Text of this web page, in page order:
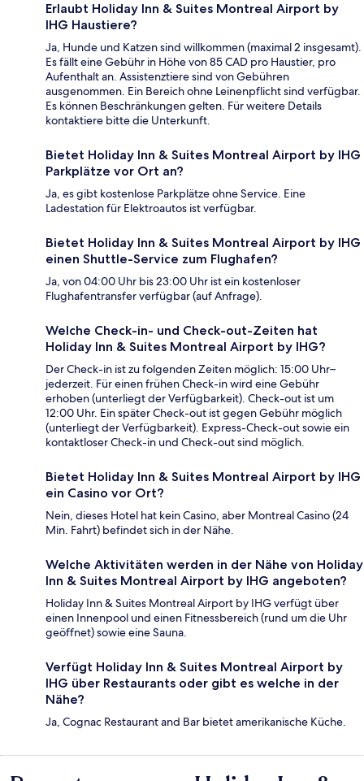
Erlaubt Holiday Inn & Suites Montreal Airport by
IHG Haustiere?
Ja, Hunde und Katzen sind willkommen (maximal 2 insgesamt).
Es fällt eine Gebühr in Höhe von 85 CAD pro Haustier, pro
Aufenthalt an. Assistenztiere sind von Gebühren
ausgenommen. Ein Bereich ohne Leinenpflicht sind verfügbar.
Es können Beschränkungen gelten. Für weitere Details
kontaktiere bitte die Unterkunft.
Bietet Holiday Inn & Suites Montreal Airport by IHG
Parkplätze vor Ort an?
Ja, es gibt kostenlose Parkplätze ohne Service. Eine
Ladestation für Elektroautos ist verfügbar.
Bietet Holiday Inn & Suites Montreal Airport by IHG
einen Shuttle-Service zum Flughafen?
Ja, von 04:00 Uhr bis 23:00 Uhr ist ein kostenloser
Flughafentransfer verfügbar (auf Anfrage).
Welche Check-in- und Check-out-Zeiten hat
Holiday Inn & Suites Montreal Airport by IHG?
Der Check-in ist zu folgenden Zeiten möglich: 15:00 Uhr–
jederzeit. Für einen frühen Check-in wird eine Gebühr
erhoben (unterliegt der Verfügbarkeit). Check-out ist um
12:00 Uhr. Ein später Check-out ist gegen Gebühr möglich
(unterliegt der Verfügbarkeit). Express-Check-out sowie ein
kontaktloser Check-in und Check-out sind möglich.
Bietet Holiday Inn & Suites Montreal Airport by IHG
ein Casino vor Ort?
Nein, dieses Hotel hat kein Casino, aber Montreal Casino (24
Min. Fahrt) befindet sich in der Nähe.
Welche Aktivitäten werden in der Nähe von Holiday
Inn & Suites Montreal Airport by IHG angeboten?
Holiday Inn & Suites Montreal Airport by IHG verfügt über
einen Innenpool und einen Fitnessbereich (rund um die Uhr
geöffnet) sowie eine Sauna.
Verfügt Holiday Inn & Suites Montreal Airport by
IHG über Restaurants oder gibt es welche in der
Nähe?
Ja, Cognac Restaurant and Bar bietet amerikanische Küche.